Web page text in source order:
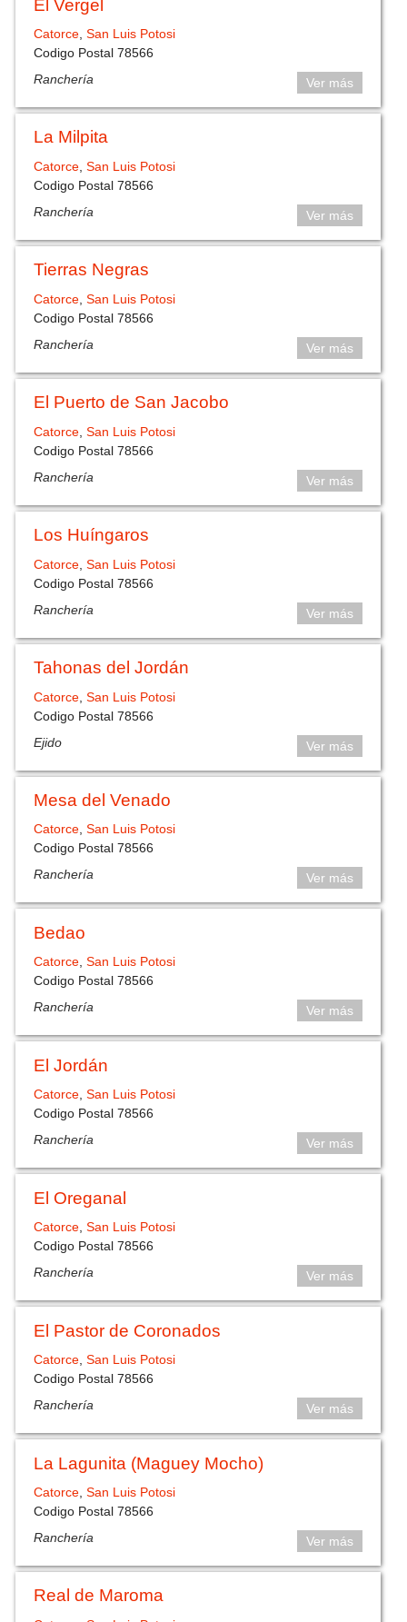
El Vergel
Catorce ,San Luis Potosi
Codigo Postal 78566
Ranchería
Ver más
La Milpita
Catorce ,San Luis Potosi
Codigo Postal 78566
Ranchería
Ver más
Tierras Negras
Catorce ,San Luis Potosi
Codigo Postal 78566
Ranchería
Ver más
El Puerto de San Jacobo
Catorce ,San Luis Potosi
Codigo Postal 78566
Ranchería
Ver más
Los Huíngaros
Catorce ,San Luis Potosi
Codigo Postal 78566
Ranchería
Ver más
Tahonas del Jordán
Catorce ,San Luis Potosi
Codigo Postal 78566
Ejido
Ver más
Mesa del Venado
Catorce,San Luis Potosi
Codigo Postal 78566
Ranchería
Ver más
Bedao
Catorce,San Luis Potosi
Codigo Postal 78566
Ranchería
Ver más
El Jordán
Catorce,San Luis Potosi
Codigo Postal 78566
Ranchería
Ver más
El Oreganal
Catorce ,San Luis Potosi
Codigo Postal 78566
Ranchería
Ver más
El Pastor de Coronados
Catorce ,San Luis Potosi
Codigo Postal 78566
Ranchería
Ver más
La Lagunita (Maguey Mocho)
Catorce ,San Luis Potosi
Codigo Postal 78566
Ranchería
Ver más
Real de Maroma